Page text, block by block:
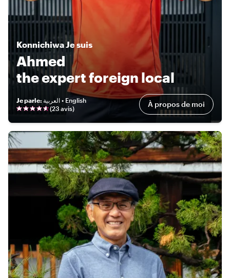
KonnichiwaJe suis
Ahmed
the expert foreign local
Je parle:
العربية • English
(23 avis) À propos de moi